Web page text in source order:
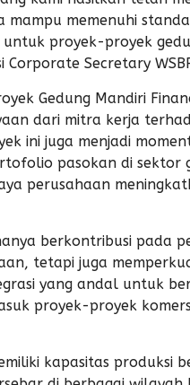
mampu memenuhi
proyek-proyek
Corporate Secretary
Gedung Mandiri
dari mitra kerja
ini juga menjadi
pasokan di sektor
perusahaan
berkontribusi pada
tetapi juga
yang andal untuk
proyek-proyek
kapasitas produksi